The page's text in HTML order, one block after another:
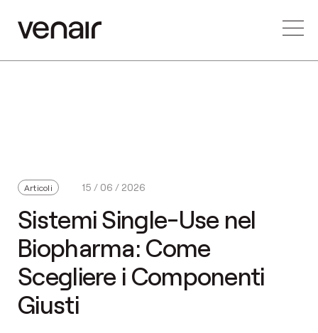
Articoli 15 / 06 / 2026
Sistemi Single-Use nel
Biopharma: Come
Scegliere i Componenti
Giusti